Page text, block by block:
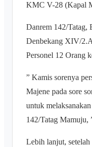
KMC V-28 (Kapal
Danrem 142/Tatag,
Denbekang XIV/2.A
Personel 12 Orang
” Kamis sorenya
Majene pada sore
untuk
142/Tatag Mamuju,
Lebih lanjut,